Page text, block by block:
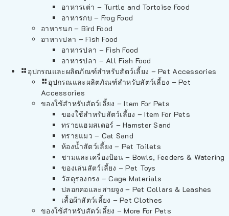
อาหารเต่า – Turtle and Tortoise Food
อาหารกบ – Frog Food
อาหารนก – Bird Food
อาหารปลา – Fish Food
อาหารปลา – Fish Food
อาหารปลา – All Fish Food
อุปกรณและผลิตภัณฑ์สำหรับสัตว์เลี้ยง – Pet Accessories
อุปกรณและผลิตภัณฑ์สำหรับสัตว์เลี้ยง – Pet
Accessories
ของใช้สำหรับสัตว์เลี้ยง – Item For Pets
ของใช้สำหรับสัตว์เลี้ยง – Item For Pets
ทรายแฮมสเตอร์ – Hamster Sand
ทรายแมว – Cat Sand
ห้องน้ำสัตว์เลี้ยง – Pet Toilets
ชามและเครื่องป้อน – Bowls, Feeders & Watering
ของเล่นสัตว์เลี้ยง – Pet Toys
วัสดุรองกรง – Cage Materials
ปลอกคอและสายจูง – Pet Collars & Leashes
เสื้อผ้าสัตว์เลี้ยง – Pet Clothes
ของใช้สำหรับสัตว์เลี้ยง – More For Pets